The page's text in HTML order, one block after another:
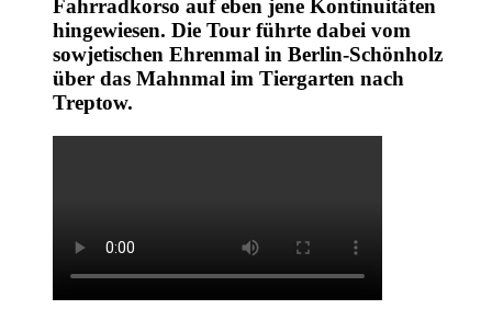
Fahrradkorso auf eben jene Kontinuitäten
hingewiesen. Die Tour führte dabei vom
sowjetischen Ehrenmal in Berlin-Schönholz
über das Mahnmal im Tiergarten nach
Treptow.